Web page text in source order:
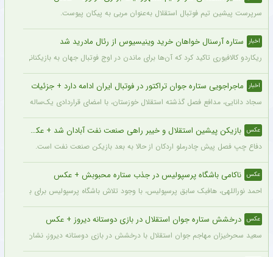
سرپرست پیشین تیم فوتبال استقلال به‌عنوان مربی به پیکان پیوست.
اخبار ستاره آرسنال خواهان خرید وینیسیوس از رئال مادرید شد
ریکاردو کالافیوری تاکید کرد که آن‌ها برای ماندن در اوج فوتبال جهان به بازیکنانی در
اخبار ماجراجویی ستاره جوان تراکتور در فوتبال ایران ادامه دارد + جزئیات
سجاد دانایی، مدافع فصل گذشته استقلال خوزستان، با امضای قراردادی یک‌ساله بار
عکس بازیکن پیشین استقلال و خیبر راهی صنعت نفت آبادان شد + عکس
دفاع چپ فصل پیش چادرملو اردکان از حالا به بعد بازیکن صنعت نفت است.
عکس ناکامی باشگاه پرسپولیس در جذب ستاره محبوبش + عکس
احمد نوراللهی، هافبک سابق پرسپولیس، با وجود تلاش باشگاه پرسپولیس برای بازگشت
عکس درخشش ستاره جوان استقلال در بازی دوستانه دیروز + عکس
سعید سحرخیزان مهاجم جوان استقلال با درخشش در بازی دوستانه دیروز، نشان داد